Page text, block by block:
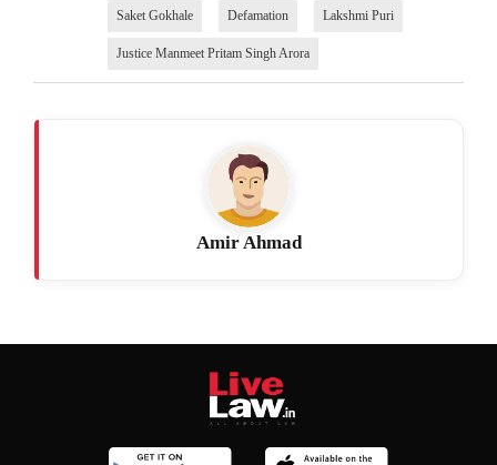
Saket Gokhale Defamation Lakshmi Puri
Justice Manmeet Pritam Singh Arora
Amir Ahmad